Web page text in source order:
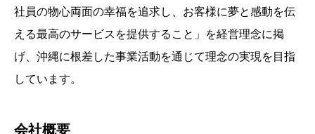
社員の物心両面の幸福を追求し、お客様に夢と感動を伝
える最高のサービスを提供すること」を経営理念に掲
げ、沖縄に根差した事業活動を通じて理念の実現を目指
しています。
会社概要